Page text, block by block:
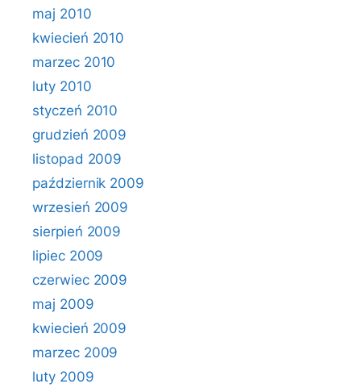
maj 2010
kwiecień 2010
marzec 2010
luty 2010
styczeń 2010
grudzień 2009
listopad 2009
październik 2009
wrzesień 2009
sierpień 2009
lipiec 2009
czerwiec 2009
maj 2009
kwiecień 2009
marzec 2009
luty 2009